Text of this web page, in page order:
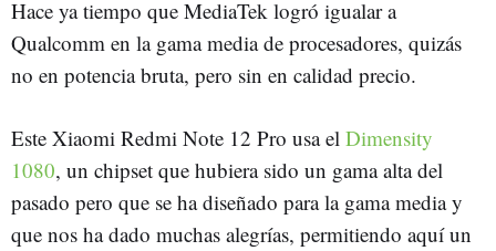
Hace ya tiempo que MediaTek logró igualar a
Qualcomm en la gama media de procesadores, quizás
no en potencia bruta, pero sin en calidad precio.
Este Xiaomi Redmi Note 12 Pro usa el Dimensity
1080, un chipset que hubiera sido un gama alta del
pasado pero que se ha diseñado para la gama media y
que nos ha dado muchas alegrías, permitiendo aquí un